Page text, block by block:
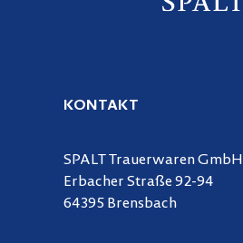
KONTAKT
SPALT Trauerwaren GmbH
Erbacher Straße 92-94
64395 Brensbach